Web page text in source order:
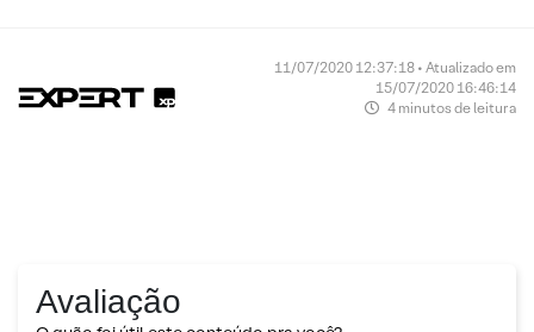
11/07/2020 12:37:18 • Atualizado em
15/07/2020 16:46:14
4 minutos de leitura
Avaliação